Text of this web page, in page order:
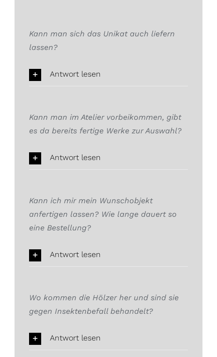
Kann man sich das Unikat auch liefern
lassen?
Antwort lesen
Kann man im Atelier vorbeikommen, gibt
es da bereits fertige Werke zur Auswahl?
Antwort lesen
Kann ich mir mein Wunschobjekt
anfertigen lassen? Wie lange dauert so
eine Bestellung?
Antwort lesen
Wo kommen die Hölzer her und sind sie
gegen Insektenbefall behandelt?
Antwort lesen